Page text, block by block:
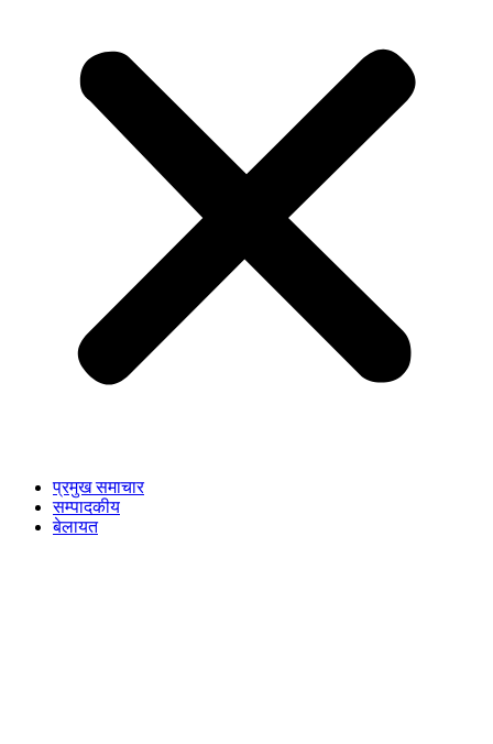
प्रमुख समाचार
सम्पादकीय
बेलायत